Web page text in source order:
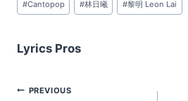
Tags:
#Cantopop #林日曦 #黎明 Leon Lai
Lyrics Pros
Post
PREVIOUS